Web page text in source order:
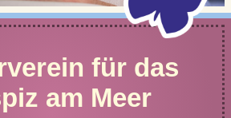
für das
am Meer